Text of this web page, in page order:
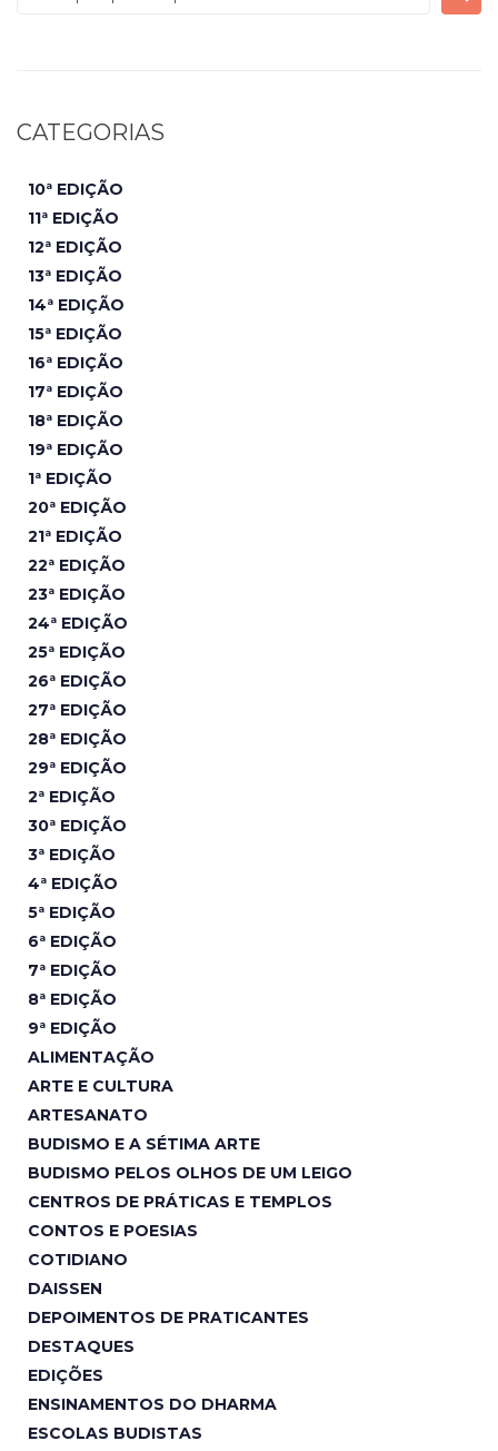
CATEGORIAS
10ª EDIÇÃO
11ª EDIÇÃO
12ª EDIÇÃO
13ª EDIÇÃO
14ª EDIÇÃO
15ª EDIÇÃO
16ª EDIÇÃO
17ª EDIÇÃO
18ª EDIÇÃO
19ª EDIÇÃO
1ª EDIÇÃO
20ª EDIÇÃO
21ª EDIÇÃO
22ª EDIÇÃO
23ª EDIÇÃO
24ª EDIÇÃO
25ª EDIÇÃO
26ª EDIÇÃO
27ª EDIÇÃO
28ª EDIÇÃO
29ª EDIÇÃO
2ª EDIÇÃO
30ª EDIÇÃO
3ª EDIÇÃO
4ª EDIÇÃO
5ª EDIÇÃO
6ª EDIÇÃO
7ª EDIÇÃO
8ª EDIÇÃO
9ª EDIÇÃO
ALIMENTAÇÃO
ARTE E CULTURA
ARTESANATO
BUDISMO E A SÉTIMA ARTE
BUDISMO PELOS OLHOS DE UM LEIGO
CENTROS DE PRÁTICAS E TEMPLOS
CONTOS E POESIAS
COTIDIANO
DAISSEN
DEPOIMENTOS DE PRATICANTES
DESTAQUES
EDIÇÕES
ENSINAMENTOS DO DHARMA
ESCOLAS BUDISTAS